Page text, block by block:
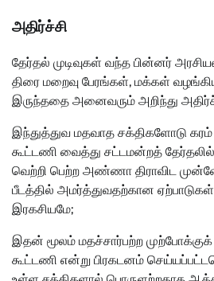
அதிர்ச்சி
தேர்தல் முடிவுகள் வந்த பின்னர்
திரை மறைவு பேரங்கள், மக்கள்
இருந்ததை அனைவரும் அறிந்து
இந்துத்துவ மதவாத சக்திகளோடு
கூட்டணி வைத்து சட்டமன்றத்
வெற்றி பெற்ற அண்ணா திராவிட
பீடத்தில் அமர்த்துவதற்கான
இரகசியமே;
இதன் மூலம் மதச்சார்பற்ற
கூட்டணி என்று பிரகடனம்